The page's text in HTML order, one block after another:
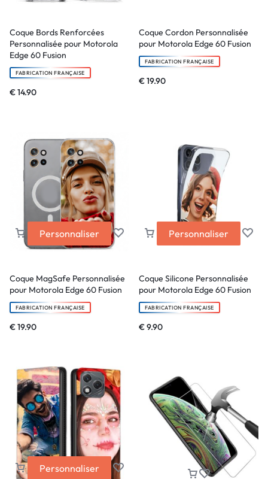
Coque Bords Renforcées
Personnalisée pour Motorola
Edge 60 Fusion
FABRICATION FRANÇAISE
€14.90
Coque Cordon Personnalisée
pour Motorola Edge 60 Fusion
FABRICATION FRANÇAISE
€19.90
Personnaliser
Coque MagSafe Personnalisée
pour Motorola Edge 60 Fusion
FABRICATION FRANÇAISE
€19.90
Personnaliser
Coque Silicone Personnalisée
pour Motorola Edge 60 Fusion
FABRICATION FRANÇAISE
€9.90
Personnaliser